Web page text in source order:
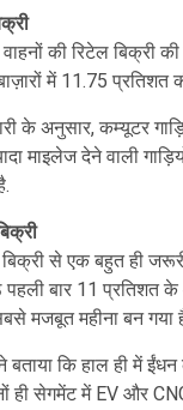
वाहनों की रिटेल
में 11.75 प्रतिशत
के अनुसार, कम्यूटर
माइलेज देने वाली
से एक बहुत ही
बार 11 प्रतिशत
मजबूत महीना बन गया
बताया कि हाल ही में
ही सेगमेंट में EV और